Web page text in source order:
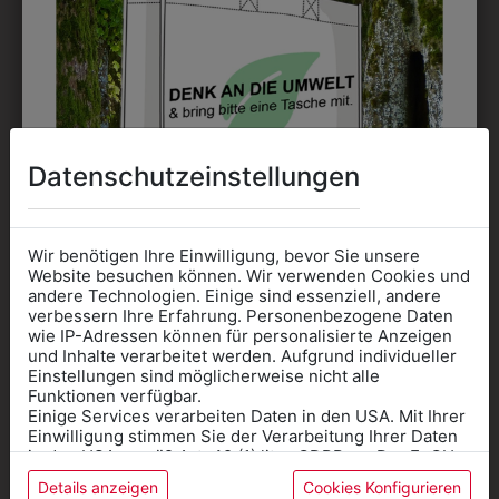
DAS KÖNNTE IHNEN
AUCH GEFALLEN
ZULETZT ANGESEHEN
1TW02103401
Datenschutzeinstellungen
Wir benötigen Ihre Einwilligung, bevor Sie unsere
Website besuchen können. Wir verwenden Cookies und
andere Technologien. Einige sind essenziell, andere
verbessern Ihre Erfahrung. Personenbezogene Daten
wie IP-Adressen können für personalisierte Anzeigen
und Inhalte verarbeitet werden. Aufgrund individueller
Einstellungen sind möglicherweise nicht alle
Funktionen verfügbar.
Einige Services verarbeiten Daten in den USA. Mit Ihrer
Einwilligung stimmen Sie der Verarbeitung Ihrer Daten
in den USA gemäß Art. 49 (1) lit. a GDPR zu. Der EuGH
stuft die USA als Land mit unzureichendem Datenschutz
Details anzeigen Cookies Konfigurieren
Informationen wenn Sie
Kleidung
für die SCHULE
benötigen
Online Shop: Klick auf SCHULE in der